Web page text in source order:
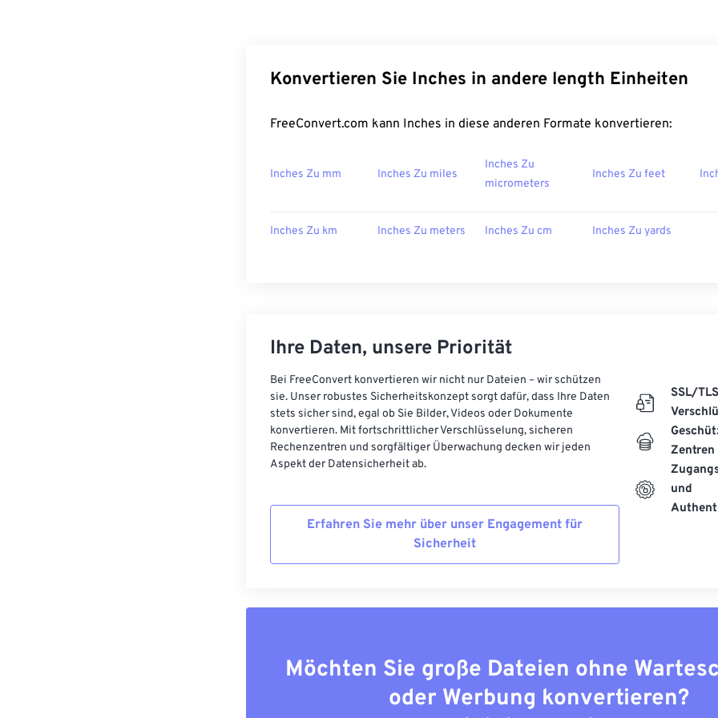
Konvertieren Sie Inches in andere length Einheiten
FreeConvert.com kann Inches in diese anderen Formate konvertieren:
Inches Zu mm Inches Zu miles
Inches Zu
micrometers
Inches Zu feet
Inches Zu km Inches Zu meters Inches Zu cm Inches Zu yards
Ihre Daten, unsere Priorität
Bei FreeConvert konvertieren wir nicht nur Dateien – wir schützen
sie. Unser robustes Sicherheitskonzept sorgt dafür, dass Ihre Daten
stets sicher sind, egal ob Sie Bilder, Videos oder Dokumente
konvertieren. Mit fortschrittlicher Verschlüsselung, sicheren
Rechenzentren und sorgfältiger Überwachung decken wir jeden
Aspekt der Datensicherheit ab.
Erfahren Sie mehr über unser Engagement für
Sicherheit
SSL/TLS
Zentren
und
Möchten Sie große Dateien ohne
oder Werbung konvertieren?